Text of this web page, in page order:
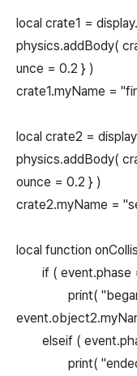
local crate1 =
physics.addBody(
unce = 0.2 } )
crate1.myName =
local crate2 =
physics.addBody(
ounce = 0.2 } )
crate2.myName =
local function
if ( event.phase
print( "began: "
elseif (
print( "ended: "